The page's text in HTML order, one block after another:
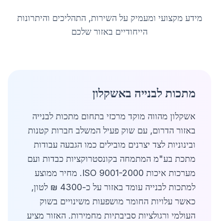
מידע מקצועי ומעמיק על השירות, התהליכים והיתרונות
הייחודיים באזור שלכם
מתכות לבנייה באשקלון
אשקלון מהווה מוקד מרכזי בתחום מתכות לבנייה
באזור הדרום, עם שוק פעיל המשלב חברות קטנות
ובינוניות לצד יצרנים מובילים כמו הגבעה עבודות
מתכת בע"מ המתמחה בקונסטרוקציות כבדות ועם
מערכות איכות ISO 9001-2000. מחיר ממוצע
למתכות לבנייה עומד באזור על כ-4300 ₪ לטון,
כאשר עלויות החומר מושפעות משינויים בשוק
העולמי ורגולציות סביבתיות מחמירות. האזור מציע